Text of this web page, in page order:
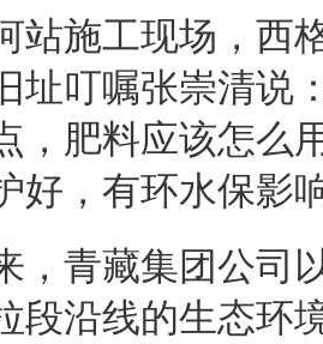
施工现场，西格
址叮嘱张崇清说
，肥料应该怎么
好，有环水保影
青藏集团公司以
段沿线的生态环